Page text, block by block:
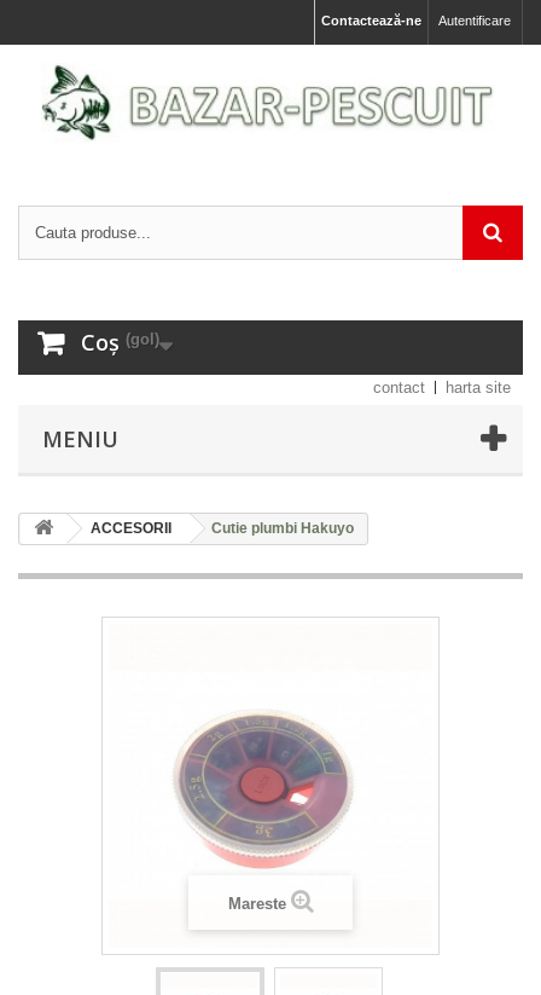
Autentificare
Contactează-ne
Coș (gol)
contact harta site
MENIU
ACCESORII Cutie plumbi Hakuyo
Mareste